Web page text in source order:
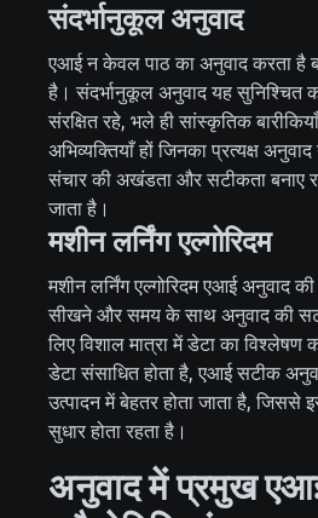
संदर्भानुकूल अनुवाद
एआई न केवल पाठ का अनुवाद करता है
है। संदर्भानुकूल अनुवाद यह सुनिश्चित
संरक्षित रहे, भले ही सांस्कृतिक
अभिव्यक्तियाँ हों जिनका प्रत्यक्ष
संचार की अखंडता और सटीकता बनाए
जाता है।
मशीन लर्निंग एल्गोरिदम
मशीन लर्निंग एल्गोरिदम एआई अनुवाद की
सीखने और समय के साथ अनुवाद की
लिए विशाल मात्रा में डेटा का
डेटा संसाधित होता है, एआई सटीक
उत्पादन में बेहतर होता जाता है, जिससे
सुधार होता रहता है।
अनुवाद में प्रमुख